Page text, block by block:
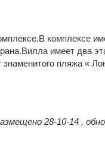
комплексе
имеет два
пляжа «
28-10-14 ,